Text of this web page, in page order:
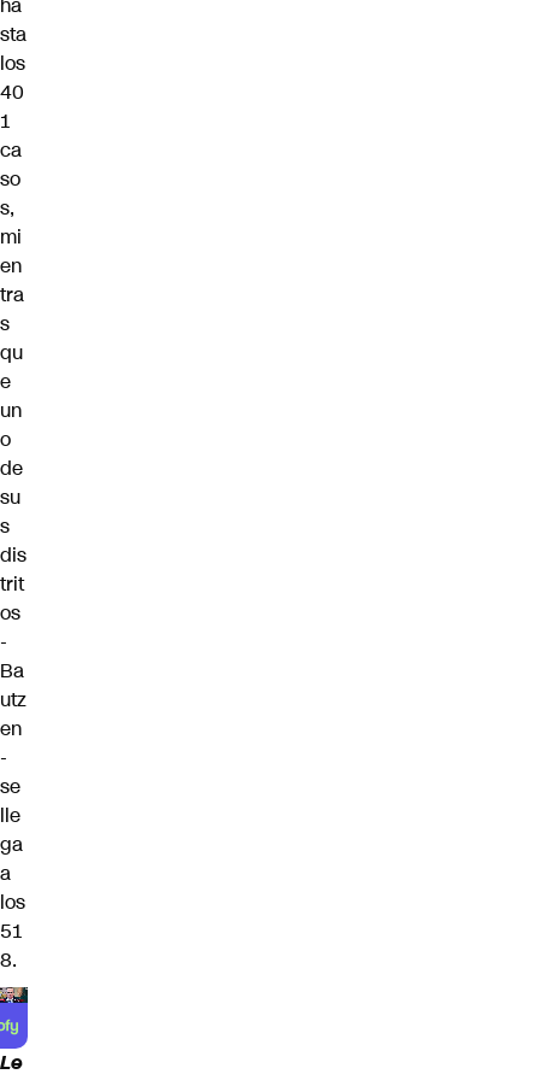
sta
los
40
1
ca
so
s,
mi
en
tra
s
qu
e
un
o
de
su
s
dis
trit
os
-
Ba
utz
en
-
se
lle
ga
a
los
51
8.
Le